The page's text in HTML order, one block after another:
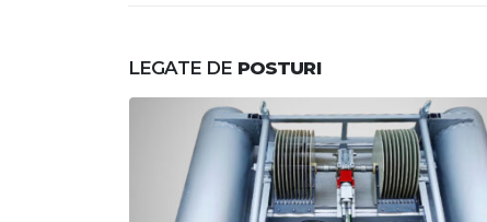
LEGATE DE POSTURI